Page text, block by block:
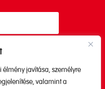
javítása, személyre
valamint a